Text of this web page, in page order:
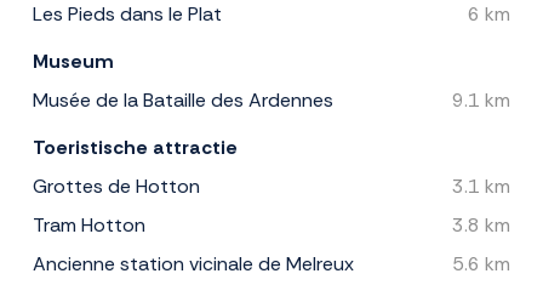
Les Pieds dans le Plat
6 km
Museum
Musée de la Bataille des Ardennes
9.1 km
Toeristische attractie
Grottes de Hotton
3.1 km
Tram Hotton
3.8 km
Ancienne station vicinale de Melreux
5.6 km